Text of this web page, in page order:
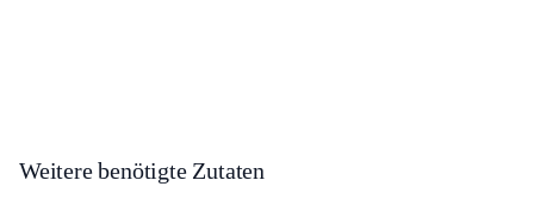
Weitere benötigte Zutaten